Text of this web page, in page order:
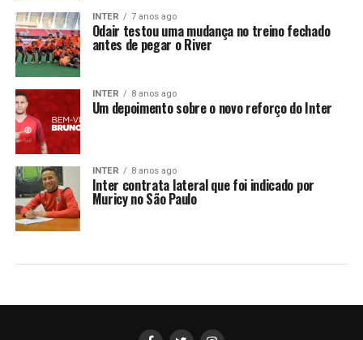
INTER 7 anos ago
Odair testou uma mudança no treino fechado
antes de pegar o River
INTER 8 anos ago
Um depoimento sobre o novo reforço do Inter
INTER 8 anos ago
Inter contrata lateral que foi indicado por
Muricy no São Paulo